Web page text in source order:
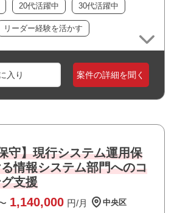
20代活躍中 30代活躍中
リーダー経験を活かす
案件の詳細を聞く
守】現行システム運用保
情報システム部門へのコ
支援
1,140,000 円/月 中央区
イント
ける要望の具体化、要件化、ベンダー